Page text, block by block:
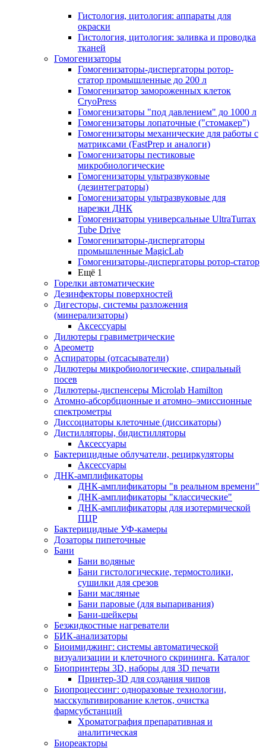
Гистология, цитология: аппараты для
окраски
Гистология, цитология: заливка и проводка
тканей
Гомогенизаторы
Гомогенизаторы-диспергаторы ротор-
статор промышленные до 200 л
Гомогенизатор замороженных клеток
CryoPress
Гомогенизаторы "под давлением" до 1000 л
Гомогенизаторы лопаточные ("стомакер")
Гомогенизаторы механические для работы с
матриксами (FastPrep и аналоги)
Гомогенизаторы пестиковые
микробиологические
Гомогенизаторы ультразвуковые
(дезинтеграторы)
Гомогенизаторы ультразвуковые для
нарезки ДНК
Гомогенизаторы универсальные UltraTurrax
Tube Drive
Гомогенизаторы-диспергаторы
промышленные MagicLab
Гомогенизаторы-диспергаторы ротор-статор
Ещё 1
Горелки автоматические
Дезинфекторы поверхностей
Дигесторы, системы разложения
(минерализаторы)
Аксессуары
Дилютеры гравиметрические
Ареометр
Аспираторы (отсасыватели)
Дилютеры микробиологические, спиральный
посев
Дилютеры-диспенсеры Microlab Hamilton
Атомно-абсорбционные и атомно–эмиссионные
спектрометры
Диссоциаторы клеточные (диссикаторы)
Дистилляторы, бидистилляторы
Аксессуары
Бактерицидные облучатели, рециркуляторы
Аксессуары
ДНК-амплификаторы
ДНК-амплификаторы "в реальном времени"
ДНК-амплификаторы "классические"
ДНК-амплификаторы для изотермической
ПЦР
Бактерицидные УФ-камеры
Дозаторы пипеточные
Бани
Бани водяные
Бани гистологические, термостолики,
сушилки для срезов
Бани масляные
Бани паровые (для выпаривания)
Бани-шейкеры
Безжидкостные нагреватели
БИК-анализаторы
Биоимиджинг: системы автоматической
визуализации и клеточного скрининга. Каталог
Биопринтеры 3D, наборы для 3D печати
Принтер-3D для создания чипов
Биопроцессинг: одноразовые технологии,
масскультивирование клеток, очистка
фармсубстанций
Хроматография препаративная и
аналитическая
Биореакторы